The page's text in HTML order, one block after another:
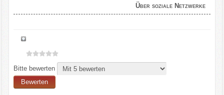
Über soziale Netzwerke
Bitte bewerten